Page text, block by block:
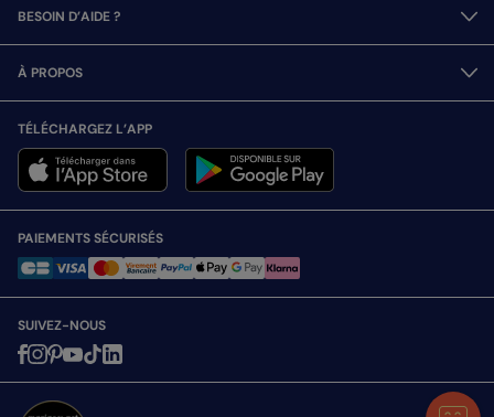
BESOIN D’AIDE ?
À PROPOS
TÉLÉCHARGEZ L’APP
PAIEMENTS SÉCURISÉS
SUIVEZ-NOUS